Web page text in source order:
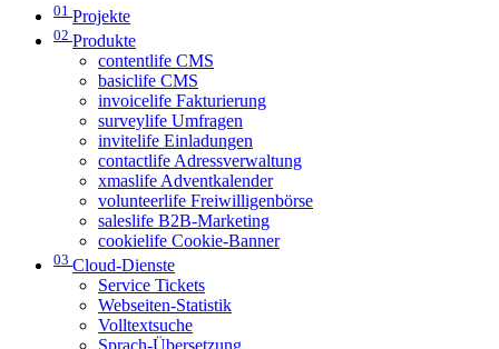
01 Projekte
02 Produkte
contentlife CMS
basiclife CMS
invoicelife Fakturierung
surveylife Umfragen
invitelife Einladungen
contactlife Adressverwaltung
xmaslife Adventkalender
volunteerlife Freiwilligenbörse
saleslife B2B-Marketing
cookielife Cookie-Banner
03 Cloud-Dienste
Service Tickets
Webseiten-Statistik
Volltextsuche